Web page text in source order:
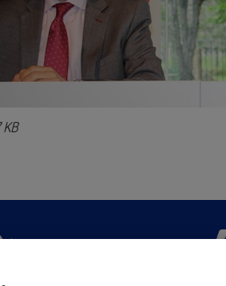
Instagram